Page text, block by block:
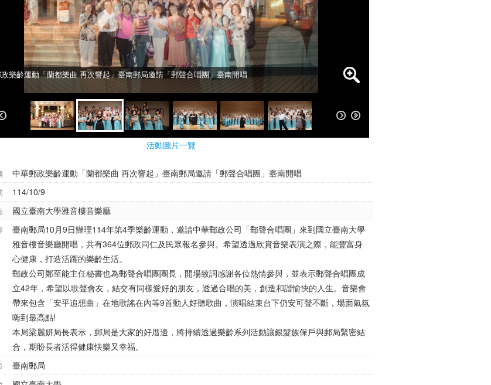
樂齡運動「蘭都樂曲 再次響起」臺南郵局邀請「郵聲合唱團」臺南開唱
樂齡運動「蘭都樂曲 再次響起」臺南郵局邀請「郵聲合唱團」臺南開唱
活動圖片一覽
中華郵政樂齡運動「蘭都樂曲 再次響起」臺南郵局邀請「郵聲合唱團」臺南開唱
114/10/9
國立臺南大學雅音樓音樂廳
臺南郵局10月9日辦理114年第4季樂齡運動，邀請中華郵政公司「郵聲合唱團」來到國立臺南大學
雅音樓音樂廳開唱，共有364位郵政同仁及民眾報名參與。希望透過欣賞音樂表演之際，能豐富身
心健康，打造活躍的樂齡生活。
郵政公司鄭至能主任秘書也為郵聲合唱團團長，開場致詞感謝各位熱情參與，並表示郵聲合唱團成
立42年，希望以歌聲會友，結交有同樣愛好的朋友，透過合唱的美，創造和諧愉快的人生。音樂會
帶來包含「安平追想曲」在地歌謠在內等9首動人好聽歌曲，演唱結束台下仍安可聲不斷，場面氣氛
嗨到最高點!
本局梁麗妍局長表示，郵局是大家的好厝邊，將持續透過樂齡系列活動讓銀髮族保戶與郵局緊密結
合，期盼長者活得健康快樂又幸福。
臺南郵局